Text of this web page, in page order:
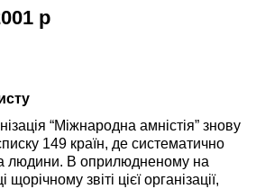
р
“Міжнародна амністія” знову
149 країн, де систематично
людини. В оприлюдненому на
звіті цієї організації,